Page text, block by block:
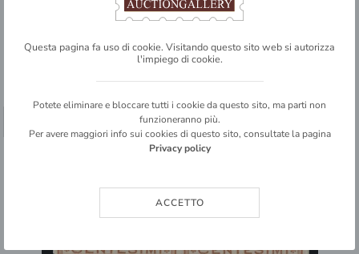
INVENDUTO
DETTAGLIO LOTTO
Questa pagina fa uso di cookie. Visitando questo sito web si autorizza
l'impiego di cookie.
Potete eliminare e bloccare tutti i cookie da questo sito, ma parti non
funzioneranno più.
Per avere maggiori info sui cookies di questo sito, consultate la pagina
Privacy policy
ACCETTO